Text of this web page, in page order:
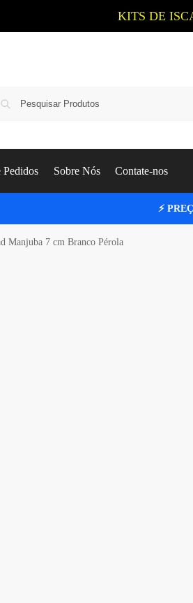
KITS DE
Pedidos Sobre Nós Contate-nos
⚡
Manjuba 7 cm Branco Pérola